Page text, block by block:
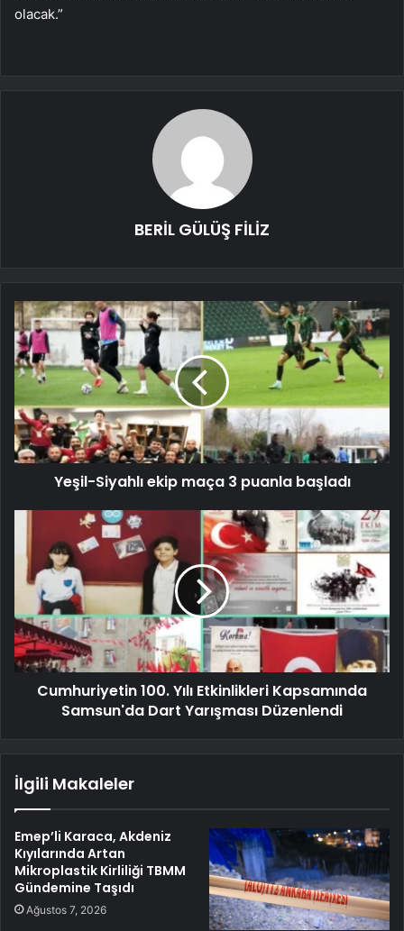
olacak.”
BERİL GÜLÜŞ FİLİZ
Yeşil-Siyahlı ekip maça 3 puanla başladı
Cumhuriyetin 100. Yılı Etkinlikleri Kapsamında
Samsun'da Dart Yarışması Düzenlendi
İlgili Makaleler
Emep’li Karaca, Akdeniz
Kıyılarında Artan
Mikroplastik Kirliliği TBMM
Gündemine Taşıdı
Ağustos 7, 2026